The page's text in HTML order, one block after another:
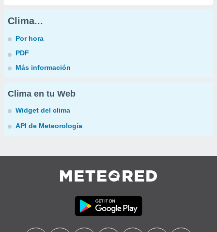
Clima...
Por hora
PDF
Más información
Clima en tu Web
Widget del clima
API de Meteorología